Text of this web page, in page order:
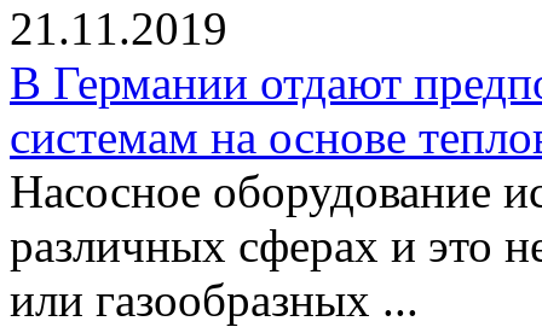
21.11.2019
В Германии отдают
системам на основе
Насосное оборудование
различных сферах и это
или газообразных ...